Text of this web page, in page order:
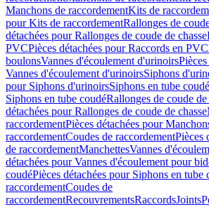
Manchons de raccordementKits de
pour Kits de raccordementRallonges de
détachées pour Rallonges de coude de chasse
PVCPièces détachées pour Raccords en PVC
boulonsVannes d'écoulement d'urinoirs
Vannes d'écoulement d'urinoirsSiphons
pour Siphons d'urinoirsSiphons en tube coudé
Siphons en tube coudéRallonges de coude de
détachées pour Rallonges de coude de chasse
raccordementPièces détachées pour
raccordementCoudes de raccordementPièces
de raccordementManchettesVannes
détachées pour Vannes d'écoulement pour
coudéPièces détachées pour Siphons en tube
raccordementCoudes de
raccordementRecouvrementsRaccordsJoints